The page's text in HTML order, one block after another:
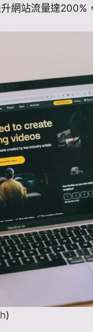
網站流量達200%
)